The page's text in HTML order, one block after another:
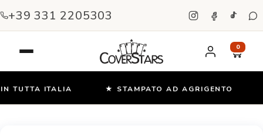
+39 331 2205303
0
ITALIA ★ STAMPATO AD AGRIGENTO
Salta